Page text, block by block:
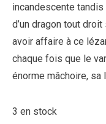
incandescente
d’un dragon tout
avoir affaire à ce
chaque fois que le
énorme mâchoire, sa
3 en stock